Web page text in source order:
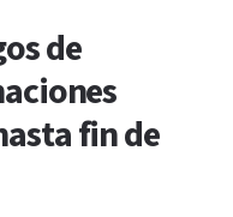
de
fin de